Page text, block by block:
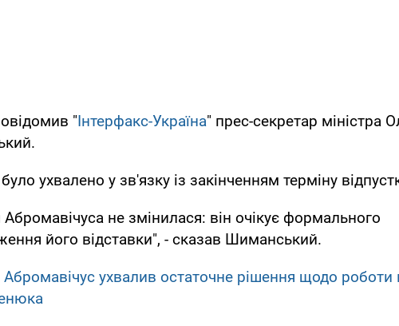
"Інтерфакс-Україна" прес-секретар міністра
ухвалено у зв'язку із закінченням терміну
Абромавічуса не змінилася: він очікує формального
його відставки", - сказав Шиманський.
Абромавічус ухвалив остаточне рішення щодо роботи